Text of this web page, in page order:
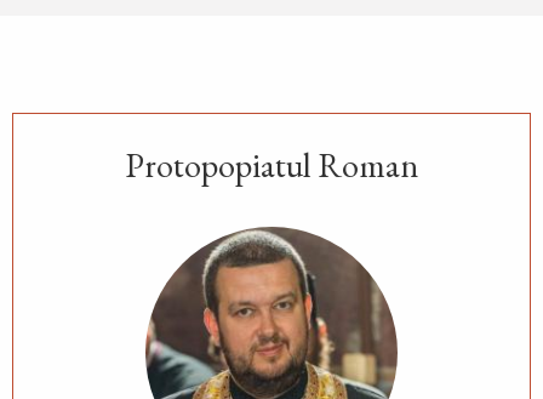
Schimbării la Față a
Domnului
Schimbarea la Față a
unul din Praznicele împărătești ale Bisericii
Ortodoxe, sărbătorită la 6 august.
Sfântul Antonie de la
Optina
Protopopiatul Roman